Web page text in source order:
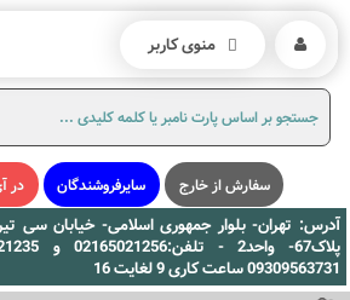
سفارش از خارج سایرفروشندگان در
آدرس: تهران- بلوار جمهوری اسلامی- خیابان سی
09309563731 ساعت کاری 9 لغایت 16
منوی کاربر